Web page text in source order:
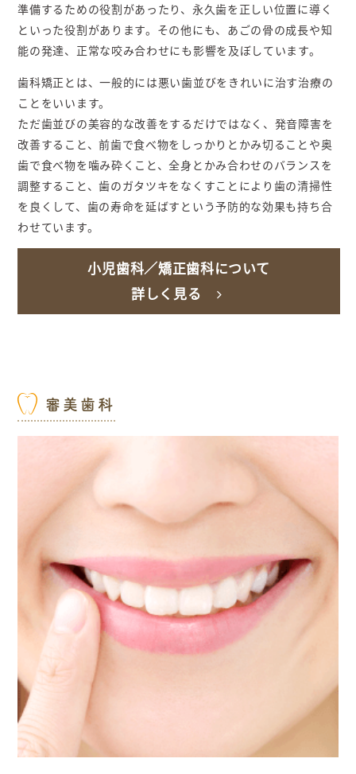
準備するための役割があったり、永久歯を正しい位置に導く
といった役割があります。その他にも、あごの骨の成長や知
能の発達、正常な咬み合わせにも影響を及ぼしています。
歯科矯正とは、一般的には悪い歯並びをきれいに治す治療の
ことをいいます。
ただ歯並びの美容的な改善をするだけではなく、発音障害を
改善すること、前歯で食べ物をしっかりとかみ切ることや奥
歯で食べ物を噛み砕くこと、全身とかみ合わせのバランスを
調整すること、歯のガタツキをなくすことにより歯の清掃性
を良くして、歯の寿命を延ばすという予防的な効果も持ち合
わせています。
小児歯科／矯正歯科について
詳しく見る
審美歯科